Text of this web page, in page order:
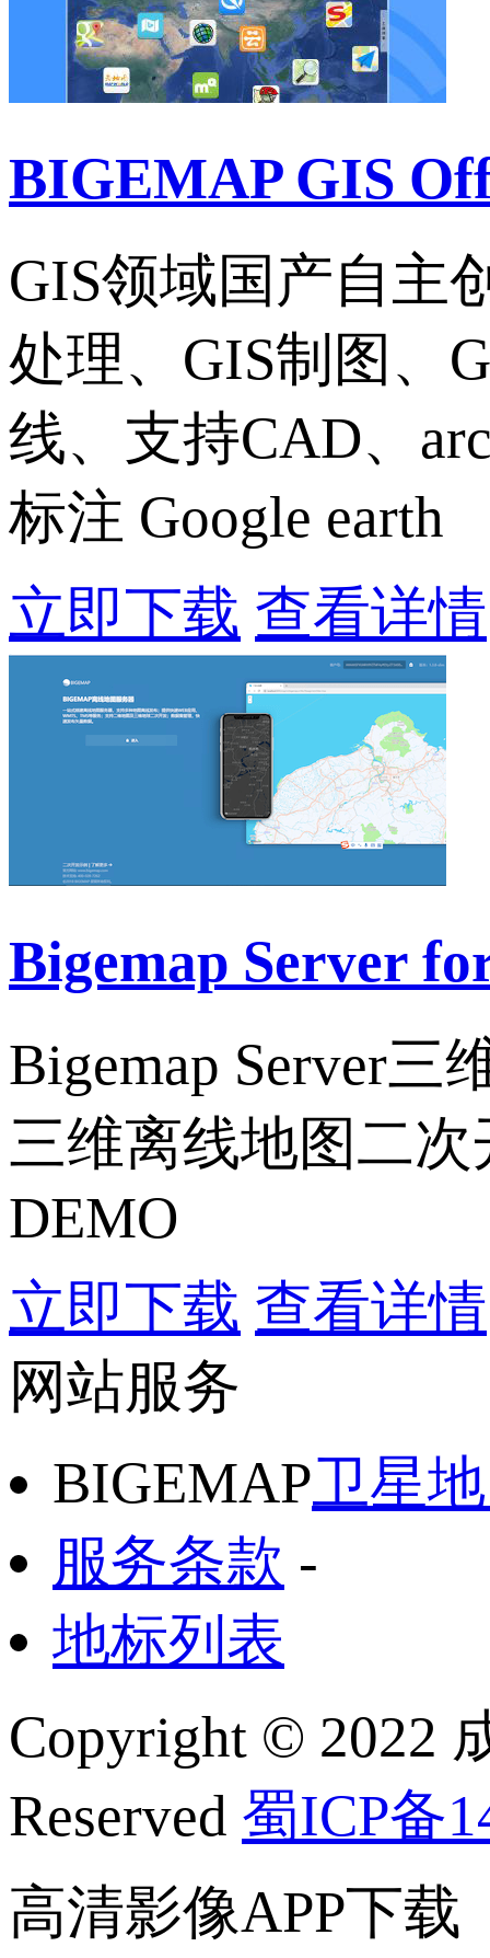
BIGEMAP GIS
GIS领域国产自主
处理、GIS制图、
线、支持CAD、
标注 Google earth
立即下载 查看详情
Bigemap Server
Bigemap Server
三维离线地图二
DEMO
立即下载 查看详情
网站服务
BIGEMAP卫星
服务条款 -
地标列表
Copyright © 2022
Reserved 蜀ICP备
高清影像APP下载